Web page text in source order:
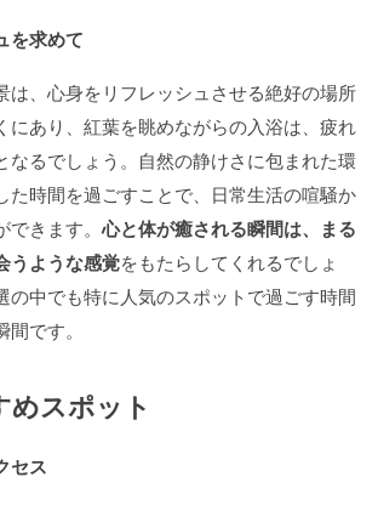
を求めて
は、心身をリフレッシュさせる絶好の場所
にあり、紅葉を眺めながらの入浴は、疲れ
なるでしょう。自然の静けさに包まれた環
た時間を過ごすことで、日常生活の喧騒か
できます。心と体が癒される瞬間は、まる
うような感覚をもたらしてくれるでしょ
の中でも特に人気のスポットで過ごす時間
です。
スポット
セス